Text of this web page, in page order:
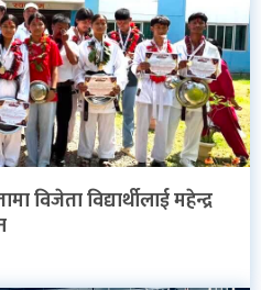
विजेता विद्यार्थीलाई महेन्द्र